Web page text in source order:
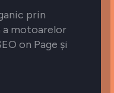
prin
a motoarelor
on Page și